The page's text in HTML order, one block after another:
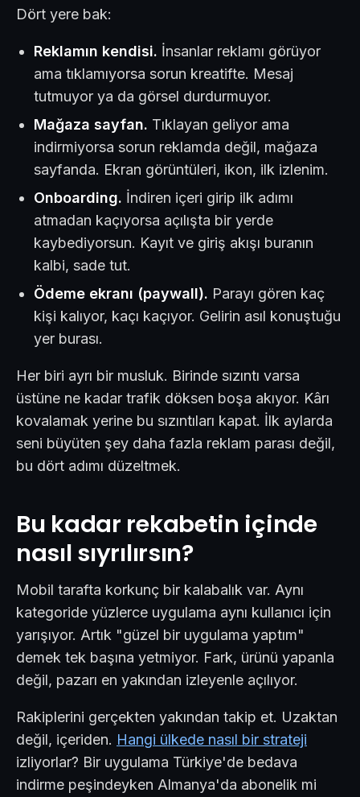
Dört yere bak:
Reklamın kendisi. İnsanlar reklamı görüyor
ama tıklamıyorsa sorun kreatifte. Mesaj
tutmuyor ya da görsel durdurmuyor.
Mağaza sayfan. Tıklayan geliyor ama
indirmiyorsa sorun reklamda değil, mağaza
sayfanda. Ekran görüntüleri, ikon, ilk izlenim.
Onboarding. İndiren içeri girip ilk adımı
atmadan kaçıyorsa açılışta bir yerde
kaybediyorsun. Kayıt ve giriş akışı buranın
kalbi, sade tut.
Ödeme ekranı (paywall). Parayı gören kaç
kişi kalıyor, kaçı kaçıyor. Gelirin asıl konuştuğu
yer burası.
Her biri ayrı bir musluk. Birinde sızıntı varsa
üstüne ne kadar trafik döksen boşa akıyor. Kârı
kovalamak yerine bu sızıntıları kapat. İlk aylarda
seni büyüten şey daha fazla reklam parası değil,
bu dört adımı düzeltmek.
Bu kadar rekabetin içinde
nasıl sıyrılırsın?
Mobil tarafta korkunç bir kalabalık var. Aynı
kategoride yüzlerce uygulama aynı kullanıcı için
yarışıyor. Artık "güzel bir uygulama yaptım"
demek tek başına yetmiyor. Fark, ürünü yapanla
değil, pazarı en yakından izleyenle açılıyor.
Rakiplerini gerçekten yakından takip et. Uzaktan
değil, içeriden. Hangi ülkede nasıl bir strateji
izliyorlar? Bir uygulama Türkiye'de bedava
indirme peşindeyken Almanya'da abonelik mi